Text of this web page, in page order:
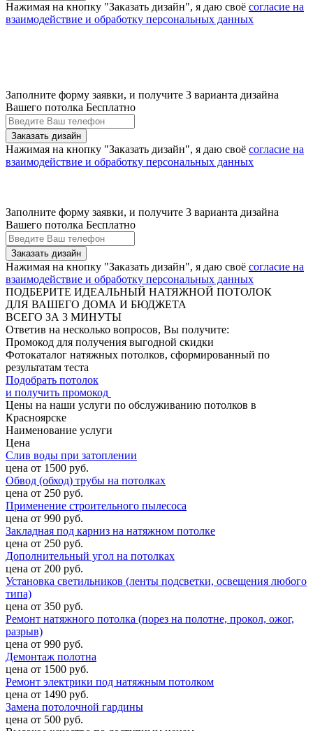
Нажимая на кнопку "Заказать дизайн", я даю своё согласие на
взаимодействие и обработку персональных данных
Заполните форму заявки, и получите 3 варианта дизайна
Вашего потолка Бесплатно
Нажимая на кнопку "Заказать дизайн", я даю своё согласие на
взаимодействие и обработку персональных данных
Заполните форму заявки, и получите 3 варианта дизайна
Вашего потолка Бесплатно
Нажимая на кнопку "Заказать дизайн", я даю своё согласие на
взаимодействие и обработку персональных данных
ПОДБЕРИТЕ ИДЕАЛЬНЫЙ НАТЯЖНОЙ ПОТОЛОК
ДЛЯ ВАШЕГО ДОМА И БЮДЖЕТА
ВСЕГО ЗА 3 МИНУТЫ
Ответив на несколько вопросов, Вы получите:
Промокод для получения выгодной скидки
Фотокаталог натяжных потолков, сформированный по
результатам теста
Подобрать потолок
и получить промокод
Цены на наши услуги по обслуживанию потолков в
Красноярске
Наименование услуги
Цена
Слив воды при затоплении
цена от 1500 руб.
Обвод (обход) трубы на потолках
цена от 250 руб.
Применение строительного пылесоса
цена от 990 руб.
Закладная под карниз на натяжном потолке
цена от 250 руб.
Дополнительный угол на потолках
цена от 200 руб.
Установка светильников (ленты подсветки, освещения любого
типа)
цена от 350 руб.
Ремонт натяжного потолка (порез на полотне, прокол, ожог,
разрыв)
цена от 990 руб.
Демонтаж полотна
цена от 1500 руб.
Ремонт электрики под натяжным потолком
цена от 1490 руб.
Замена потолочной гардины
цена от 500 руб.